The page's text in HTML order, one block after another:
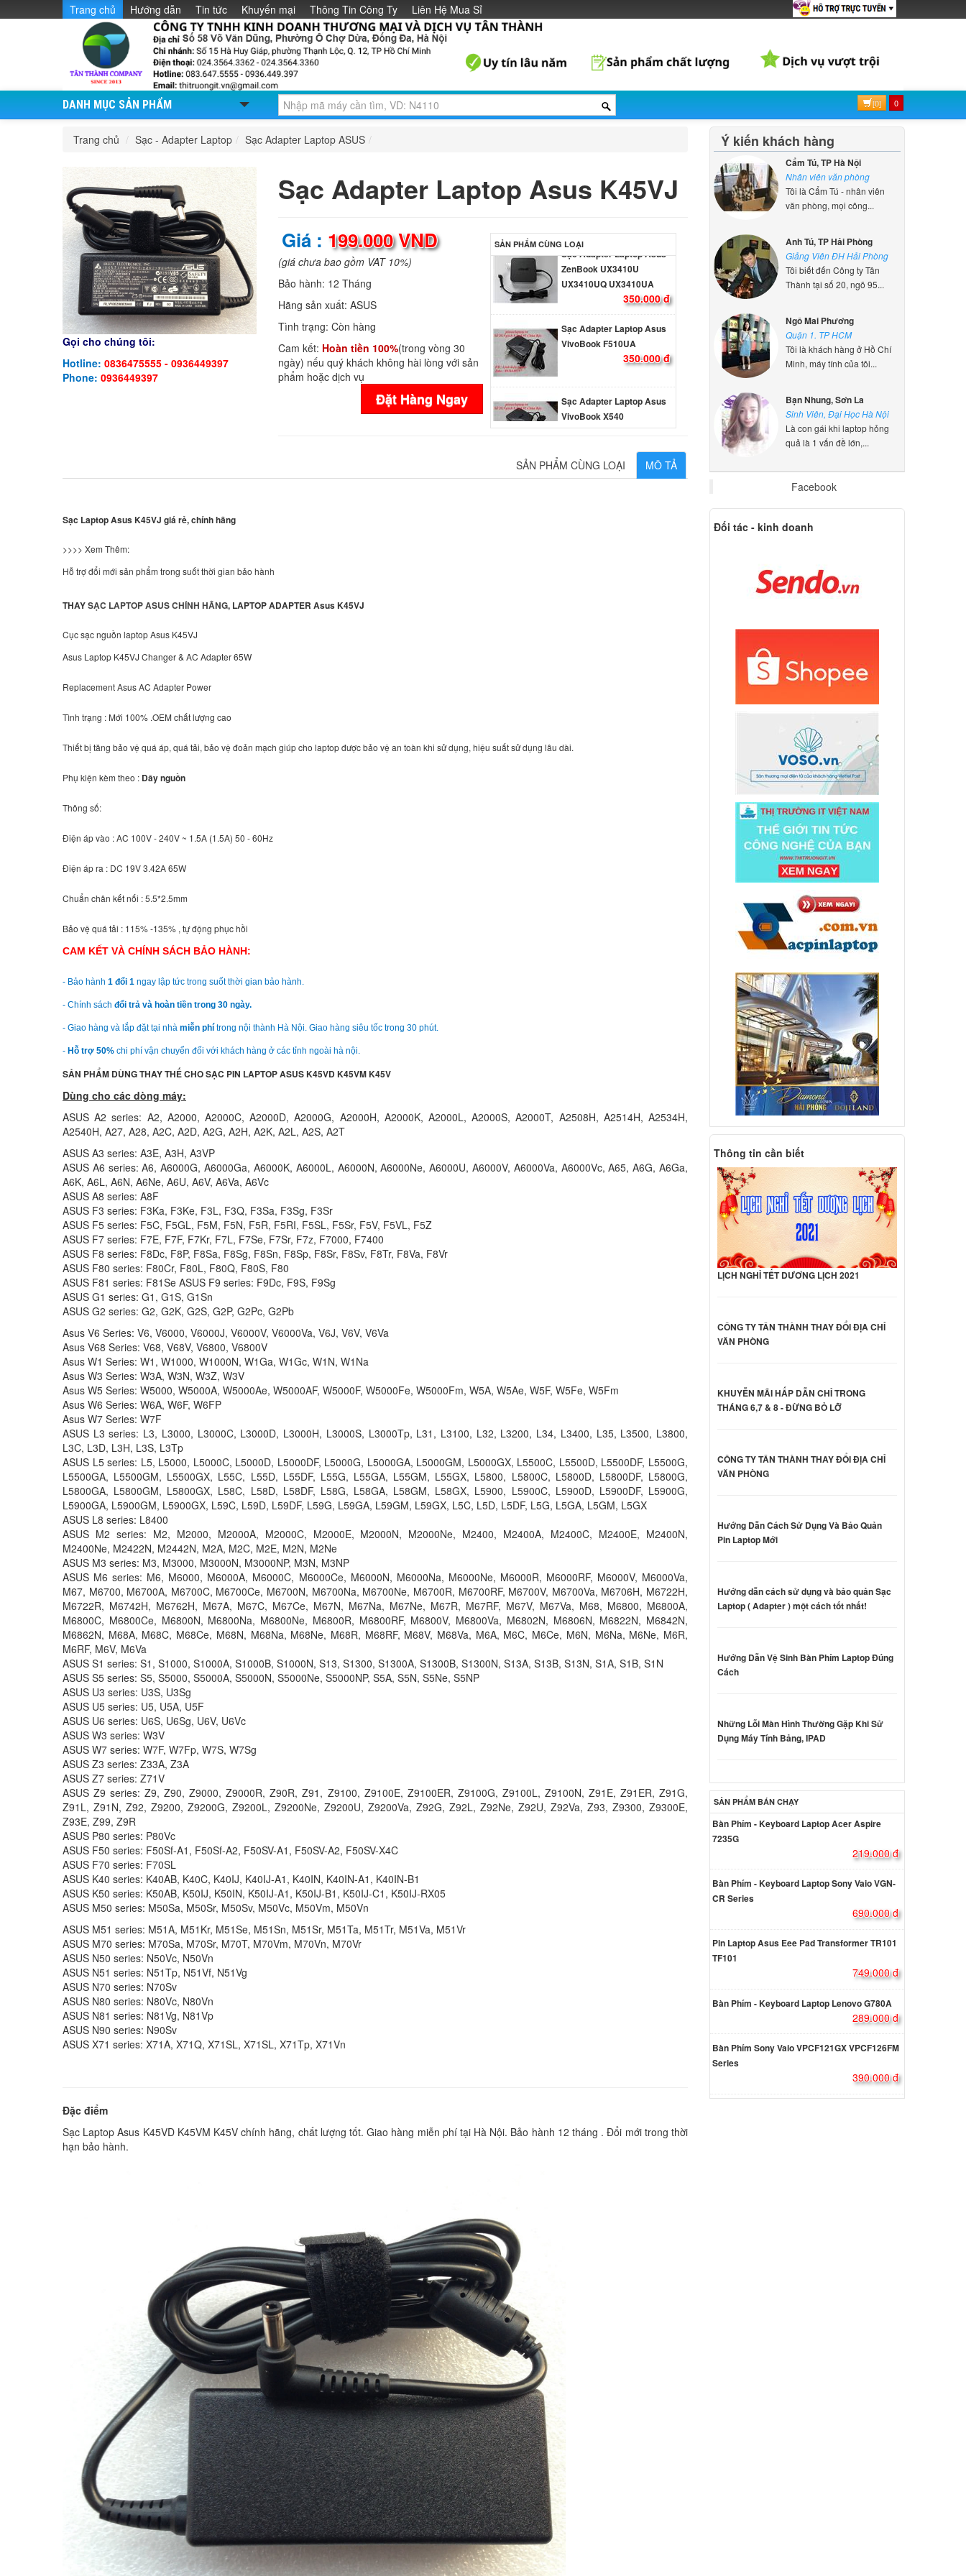
Trang chủ Hướng dẫn Tin tức Khuyến mại Thông Tin Công Ty Liên Hệ Mua Sỉ
DANH MỤC SẢN PHẨM [0] 0
Trang chủ / Sạc - Adapter Laptop / Sạc Adapter Laptop ASUS /
Gọi cho chúng tôi:
Hotline: 0836475555 - 0936449397
Phone: 0936449397
Sạc Adapter Laptop Asus K45VJ
Giá : 199.000 VND
(giá chưa bao gồm VAT 10%)
Bảo hành: 12 Tháng
Hãng sản xuất: ASUS
Tình trạng: Còn hàng
Cam kết: Hoàn tiền 100%(trong vòng 30
ngày) nếu quý khách không hài lòng với sản
phẩm hoặc dịch vụ
Đặt Hàng Ngay
SẢN PHẨM CÙNG LOẠI
Sạc Adapter Laptop Asus
Sạc Adapter Laptop Asus
ZenBook 13 UX331UN
349.000 đ
ZenBook 13 UX331U
349.000 đ
Sạc Adapter Laptop Asus
ZenBook UX3410U
UX3410UQ UX3410UA
350.000 đ
Sạc Adapter Laptop Asus
VivoBook F510UA
350.000 đ
Sạc Adapter Laptop Asus
VivoBook X540
350.000 đ
Sạc Adapter Laptop Asus
VivoBook X540SA
Sạc Adapter Laptop Asus
Sạc Adapter Laptop Asus
849.000 đ
Sạc Adapter Laptop Asus
GL503VM 180W 9.23A
849.000 đ
249.000 đ
Sạc Adapter Laptop Asus
K53JT 90W
90W
249.000 đ
Sạc Adapter Asus ADP-
MÔ TẢ
SẢN PHẨM CÙNG LOẠI
Sạc Laptop Asus K45VJ giá rẻ, chính hãng
>>>> Xem Thêm:
Hỗ trợ đổi mới sản phẩm trong suốt thời gian bảo hành
THAYSẠC LAPTOP ASUS CHÍNH HÃNG, LAPTOP ADAPTER Asus K45VJ
Cục sạc nguồn laptop Asus K45VJ
Asus Laptop K45VJ Changer & AC Adapter 65W
Replacement Asus AC Adapter Power
Tình trạng : Mới 100% .OEM chất lượng cao
Thiết bị tăng bảo vệ quá áp, quá tải, bảo vệ đoản mạch giúp cho laptop được bảo vệ an toàn khi sử dụng, hiệu suất sử dụng lâu dài.
Phụ kiện kèm theo : Dây nguồn
Thông số:
Điện áp vào : AC 100V - 240V ~ 1.5A (1.5A) 50 - 60Hz
Điện áp ra : DC 19V 3.42A 65W
Chuẩn chân kết nối : 5.5*2.5mm
Bảo vệ quá tải : 115% -135% , tự động phục hồi
CAM KẾT VÀ CHÍNH SÁCH BẢO HÀNH:
- Bảo hành 1 đổi 1 ngay lập tức trong suốt thời gian bảo hành.
- Chính sách đổi trả và hoàn tiền trong 30 ngày.
- Giao hàng và lắp đặt tại nhà miễn phí trong nội thành Hà Nội. Giao hàng siêu tốc trong 30 phút.
- Hỗ trợ 50% chi phí vận chuyển đối với khách hàng ở các tỉnh ngoài hà nội.
SẢN PHẨM DÙNG THAY THẾ CHO SẠC PIN LAPTOP ASUS K45VD K45VM K45V
Dùng cho các dòng máy:
ASUS A2 series: A2, A2000, A2000C, A2000D, A2000G, A2000H, A2000K, A2000L, A2000S, A2000T, A2508H, A2514H, A2534H,
A2540H, A27, A28, A2C, A2D, A2G, A2H, A2K, A2L, A2S, A2T
ASUS A3 series: A3E, A3H, A3VP
ASUS A6 series: A6, A6000G, A6000Ga, A6000K, A6000L, A6000N, A6000Ne, A6000U, A6000V, A6000Va, A6000Vc, A65, A6G, A6Ga,
A6K, A6L, A6N, A6Ne, A6U, A6V, A6Va, A6Vc
ASUS A8 series: A8F
ASUS F3 series: F3Ka, F3Ke, F3L, F3Q, F3Sa, F3Sg, F3Sr
ASUS F5 series: F5C, F5GL, F5M, F5N, F5R, F5RI, F5SL, F5Sr, F5V, F5VL, F5Z
ASUS F7 series: F7E, F7F, F7Kr, F7L, F7Se, F7Sr, F7z, F7000, F7400
ASUS F8 series: F8Dc, F8P, F8Sa, F8Sg, F8Sn, F8Sp, F8Sr, F8Sv, F8Tr, F8Va, F8Vr
ASUS F80 series: F80Cr, F80L, F80Q, F80S, F80
ASUS F81 series: F81Se ASUS F9 series: F9Dc, F9S, F9Sg
ASUS G1 series: G1, G1S, G1Sn
ASUS G2 series: G2, G2K, G2S, G2P, G2Pc, G2Pb
Asus V6 Series: V6, V6000, V6000J, V6000V, V6000Va, V6J, V6V, V6Va
Asus V68 Series: V68, V68V, V6800, V6800V
Asus W1 Series: W1, W1000, W1000N, W1Ga, W1Gc, W1N, W1Na
Asus W3 Series: W3A, W3N, W3Z, W3V
Asus W5 Series: W5000, W5000A, W5000Ae, W5000AF, W5000F, W5000Fe, W5000Fm, W5A, W5Ae, W5F, W5Fe, W5Fm
Asus W6 Series: W6A, W6F, W6FP
Asus W7 Series: W7F
ASUS L3 series: L3, L3000, L3000C, L3000D, L3000H, L3000S, L3000Tp, L31, L3100, L32, L3200, L34, L3400, L35, L3500, L3800,
L3C, L3D, L3H, L3S, L3Tp
ASUS L5 series: L5, L5000, L5000C, L5000D, L5000DF, L5000G, L5000GA, L5000GM, L5000GX, L5500C, L5500D, L5500DF, L5500G,
L5500GA, L5500GM, L5500GX, L55C, L55D, L55DF, L55G, L55GA, L55GM, L55GX, L5800, L5800C, L5800D, L5800DF, L5800G,
L5800GA, L5800GM, L5800GX, L58C, L58D, L58DF, L58G, L58GA, L58GM, L58GX, L5900, L5900C, L5900D, L5900DF, L5900G,
L5900GA, L5900GM, L5900GX, L59C, L59D, L59DF, L59G, L59GA, L59GM, L59GX, L5C, L5D, L5DF, L5G, L5GA, L5GM, L5GX
ASUS L8 series: L8400
ASUS M2 series: M2, M2000, M2000A, M2000C, M2000E, M2000N, M2000Ne, M2400, M2400A, M2400C, M2400E, M2400N,
M2400Ne, M2422N, M2442N, M2A, M2C, M2E, M2N, M2Ne
ASUS M3 series: M3, M3000, M3000N, M3000NP, M3N, M3NP
ASUS M6 series: M6, M6000, M6000A, M6000C, M6000Ce, M6000N, M6000Na, M6000Ne, M6000R, M6000RF, M6000V, M6000Va,
M67, M6700, M6700A, M6700C, M6700Ce, M6700N, M6700Na, M6700Ne, M6700R, M6700RF, M6700V, M6700Va, M6706H, M6722H,
M6722R, M6742H, M6762H, M67A, M67C, M67Ce, M67N, M67Na, M67Ne, M67R, M67RF, M67V, M67Va, M68, M6800, M6800A,
M6800C, M6800Ce, M6800N, M6800Na, M6800Ne, M6800R, M6800RF, M6800V, M6800Va, M6802N, M6806N, M6822N, M6842N,
M6862N, M68A, M68C, M68Ce, M68N, M68Na, M68Ne, M68R, M68RF, M68V, M68Va, M6A, M6C, M6Ce, M6N, M6Na, M6Ne, M6R,
M6RF, M6V, M6Va
ASUS S1 series: S1, S1000, S1000A, S1000B, S1000N, S13, S1300, S1300A, S1300B, S1300N, S13A, S13B, S13N, S1A, S1B, S1N
ASUS S5 series: S5, S5000, S5000A, S5000N, S5000Ne, S5000NP, S5A, S5N, S5Ne, S5NP
ASUS U3 series: U3S, U3Sg
ASUS U5 series: U5, U5A, U5F
ASUS U6 series: U6S, U6Sg, U6V, U6Vc
ASUS W3 series: W3V
ASUS W7 series: W7F, W7Fp, W7S, W7Sg
ASUS Z3 series: Z33A, Z3A
ASUS Z7 series: Z71V
ASUS Z9 series: Z9, Z90, Z9000, Z9000R, Z90R, Z91, Z9100, Z9100E, Z9100ER, Z9100G, Z9100L, Z9100N, Z91E, Z91ER, Z91G,
Z91L, Z91N, Z92, Z9200, Z9200G, Z9200L, Z9200Ne, Z9200U, Z9200Va, Z92G, Z92L, Z92Ne, Z92U, Z92Va, Z93, Z9300, Z9300E,
Z93E, Z99, Z9R
ASUS P80 series: P80Vc
ASUS F50 series: F50Sf-A1, F50Sf-A2, F50SV-A1, F50SV-A2, F50SV-X4C
ASUS F70 series: F70SL
ASUS K40 series: K40AB, K40C, K40IJ, K40IJ-A1, K40IN, K40IN-A1, K40IN-B1
ASUS K50 series: K50AB, K50IJ, K50IN, K50IJ-A1, K50IJ-B1, K50IJ-C1, K50IJ-RX05
ASUS M50 series: M50Sa, M50Sr, M50Sv, M50Vc, M50Vm, M50Vn
ASUS M51 series: M51A, M51Kr, M51Se, M51Sn, M51Sr, M51Ta, M51Tr, M51Va, M51Vr
ASUS M70 series: M70Sa, M70Sr, M70T, M70Vm, M70Vn, M70Vr
ASUS N50 series: N50Vc, N50Vn
ASUS N51 series: N51Tp, N51Vf, N51Vg
ASUS N70 series: N70Sv
ASUS N80 series: N80Vc, N80Vn
ASUS N81 series: N81Vg, N81Vp
ASUS N90 series: N90Sv
ASUS X71 series: X71A, X71Q, X71SL, X71SL, X71Tp, X71Vn
Đặc điểm
Sạc Laptop Asus K45VD K45VM K45V chính hãng, chất lượng tốt. Giao hàng miễn phí tại Hà Nội. Bảo hành 12 tháng . Đổi mới trong thời
hạn bảo hành.
Ý kiến khách hàng
Cẩm Tú, TP Hà Nội
Nhân viên văn phòng
Tôi là Cẩm Tú - nhân viên
văn phòng, mọi công...
Anh Tú, TP Hải Phòng
Giảng Viên ĐH Hải Phòng
Tôi biết đến Công ty Tân
Thành tại số 20, ngõ 95...
Ngô Mai Phương
Quận 1. TP HCM
Tôi là khách hàng ở Hồ Chí
Minh, máy tính của tôi...
Bạn Nhung, Sơn La
Sinh Viên, Đại Học Hà Nội
Là con gái khi laptop hỏng
quả là 1 vấn đề lớn,...
Facebook
Đối tác - kinh doanh
Thông tin cần biết
LỊCH NGHỈ TẾT DƯƠNG LỊCH 2021
CÔNG TY TÂN THÀNH THAY ĐỔI ĐỊA CHỈ
VĂN PHÒNG
KHUYỄN MÃI HẤP DẪN CHỈ TRONG
THÁNG 6,7 & 8 - ĐỪNG BỎ LỠ
CÔNG TY TÂN THÀNH THAY ĐỔI ĐỊA CHỈ
VĂN PHÒNG
Hướng Dẫn Cách Sử Dụng Và Bảo Quản
Pin Laptop Mới
Hướng dẫn cách sử dụng và bảo quản Sạc
Laptop ( Adapter ) một cách tốt nhất!
Hướng Dẫn Vệ Sinh Bàn Phím Laptop Đúng
Cách
Những Lỗi Màn Hình Thường Gặp Khi Sử
Dụng Máy Tính Bảng, IPAD
SẢN PHẨM BÁN CHẠY
Bàn Phím - Keyboard Laptop Acer Aspire
7235G
219.000 đ
Bàn Phím - Keyboard Laptop Sony Vaio VGN-
CR Series
690.000 đ
Pin Laptop Asus Eee Pad Transformer TR101
TF101
749.000 đ
Bàn Phím - Keyboard Laptop Lenovo G780A
289.000 đ
Bàn Phím Sony Vaio VPCF121GX VPCF126FM
Series
390.000 đ